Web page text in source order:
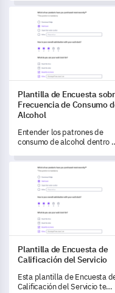
nivel de espíritu de equipo
dentro de su organización,
identificando áreas de
fortaleza y debilidad.
Plantilla de Encuesta
Plantilla de Encuesta
Frecuencia de Consumo
Alcohol
Entender los patrones de
consumo de alcohol dentro
establecer estrategias
preventivas.
Plantilla de Encuesta
Plantilla de Encuesta de
Calificación del Servicio
Esta plantilla de Encuesta
Calificación del Servicio te